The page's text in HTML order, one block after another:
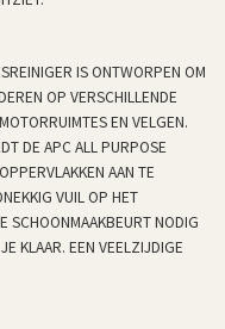
IS ONTWORPEN OM
OP VERSCHILLENDE
EN VELGEN.
DE APC ALL PURPOSE
AAN TE
VUIL OP HET
SCHOONMAAKBEURT NODIG
KLAAR. EEN VEELZIJDIGE